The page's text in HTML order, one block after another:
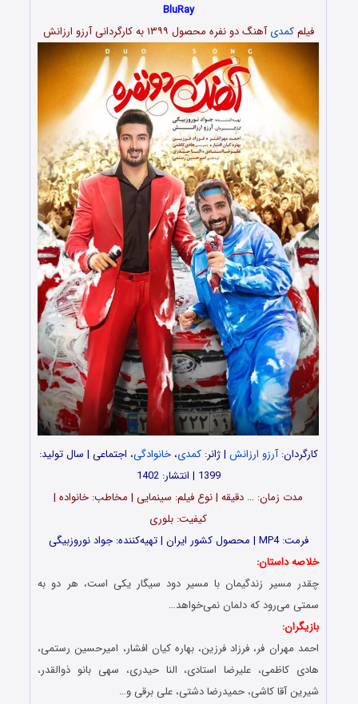
BluRay
فیلمکمدیآهنگ دو نفره محصول ۱۳۹۹ به کارگردانی آرزو ارزانش
کارگردان:آرزو ارزانش | ژانر:کمدی،خانوادگی، اجتماعی | سال تولید:
1399 | انتشار: 1402
مدت‌‌ زمان: … دقیقه | نوع فیلم: سینمایی | مخاطب: خانواده |
کیفیت: بلوری
فرمت: MP4 | محصول کشور ایران | تهیه‎‌کننده: جواد نوروزبیگی
خلاصه داستان:
چقدر مسیر زندگیمان با مسیر دود سیگار یکی است، هر دو به
سمتی می‌رود که دلمان نمی‌خواهد…
بازیگران:
احمد مهران فر، فرزاد فرزین، بهاره کیان افشار، امیرحسین رستمی،
هادی کاظمی، علیرضا استادی، النا حیدری، سهی بانو ذوالقدر،
شیرین آقا کاشی، حمیدرضا دشتی، علی برقی و…